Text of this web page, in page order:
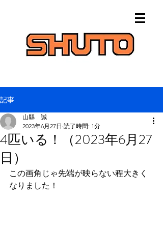
記事
4匹いる！（2023年6月27
日）
山縣 誠
2023年6月27日 読了時間: 1分
この画角じゃ先端が映らない程大きく
なりました！